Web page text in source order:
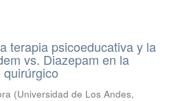
terapia psicoeducativa y la
vs. Diazepam en la
(Universidad de Los Andes,